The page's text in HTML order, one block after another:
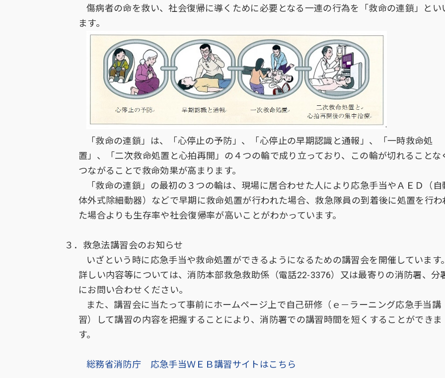
傷病者の命を救い、社会復帰に導くために必要となる一連の行為を「救命の連鎖」とい
ます。
「救命の連鎖」は、「心停止の予防」、「心停止の早期認識と通報」、「一時救命処
置」、「二次救命処置と心拍再開」の４つの輪で成り立っており、この輪が切れることな
つながることで救命効果が高まります。
「救命の連鎖」の最初の３つの輪は、現場に居合わせた人により応急手当やＡＥＤ（自
体外式除細動器）などで早期に救命処置が行われた場合、救急隊員の到着後に処置を行わ
た場合よりも生存率や社会復帰率が高いことがわかっています。
３．救急法講習会のお知らせ
いざという時に応急手当や救命処置ができるようになるための講習会を開催しています
詳しい内容等については、消防本部救急救助係（電話22-3376）又は最寄りの消防署、分
にお問い合わせください。
また、講習会に当たって事前にホームページ上で自己研修（ｅ－ラーニング応急手当講
習）して講習の内容を把握することにより、消防署での講習時間を短くすることができま
す。
総務省消防庁 応急手当ＷＥＢ講習サイトはこちら